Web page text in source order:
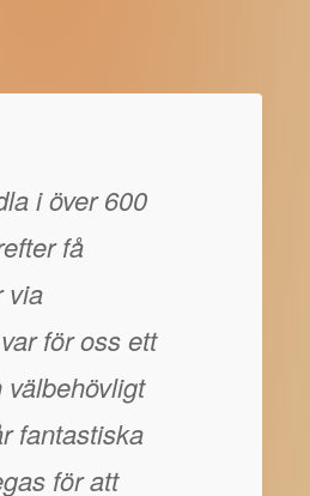
i över 600
få
via
för oss ett
fantastiska
för att